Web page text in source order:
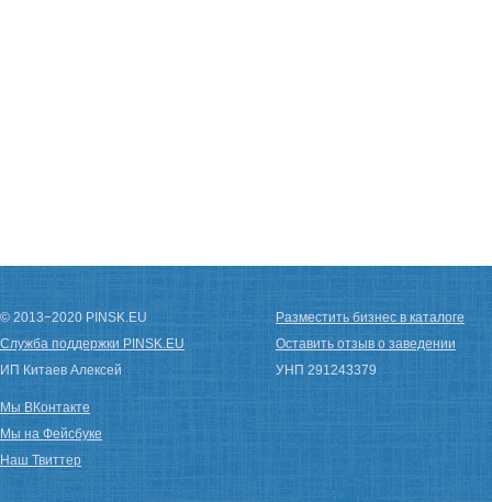
© 2013−2020 PINSK.EU
Служба поддержки PINSK.EU
ИП Китаев Алексей
Разместить бизнес в каталоге
Оставить отзыв о заведении
УНП 291243379
Мы ВКонтакте
Мы на Фейсбуке
Наш Твиттер